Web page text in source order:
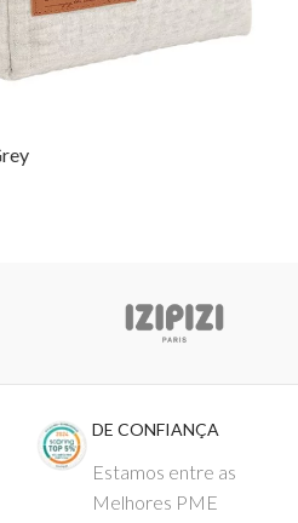
DE CONFIANÇA
Estamos entre as
Melhores PME